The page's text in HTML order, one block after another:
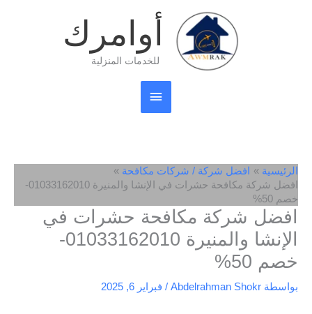
أوامرك
للخدمات المنزلية
القائمة
الرئيسية
الرئيسية
افضل شركة / شركات مكافحة
افضل شركة مكافحة حشرات في الإنشا والمنيرة 01033162010-
خصم 50%
افضل شركة مكافحة حشرات في
الإنشا والمنيرة 01033162010-
خصم 50%
بواسطة Abdelrahman Shokr
/ فبراير 6, 2025